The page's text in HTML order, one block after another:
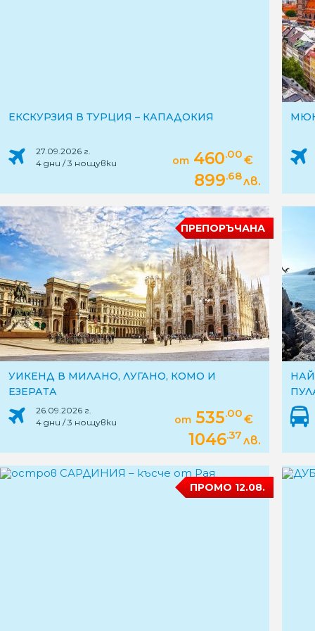
ЕКСКУРЗИЯ В ТУРЦИЯ – КАПАДОКИЯ
27.09.2026 г.
4 дни / 3 нощувки
от 460.00€
899.68лв.
ПРЕПОРЪЧАНА
УИКЕНД В МИЛАНО, ЛУГАНО, КОМО И
ЕЗЕРАТА
26.09.2026 г.
4 дни / 3 нощувки
от 535.00€
1046.37лв.
ПРОМО 12.08.